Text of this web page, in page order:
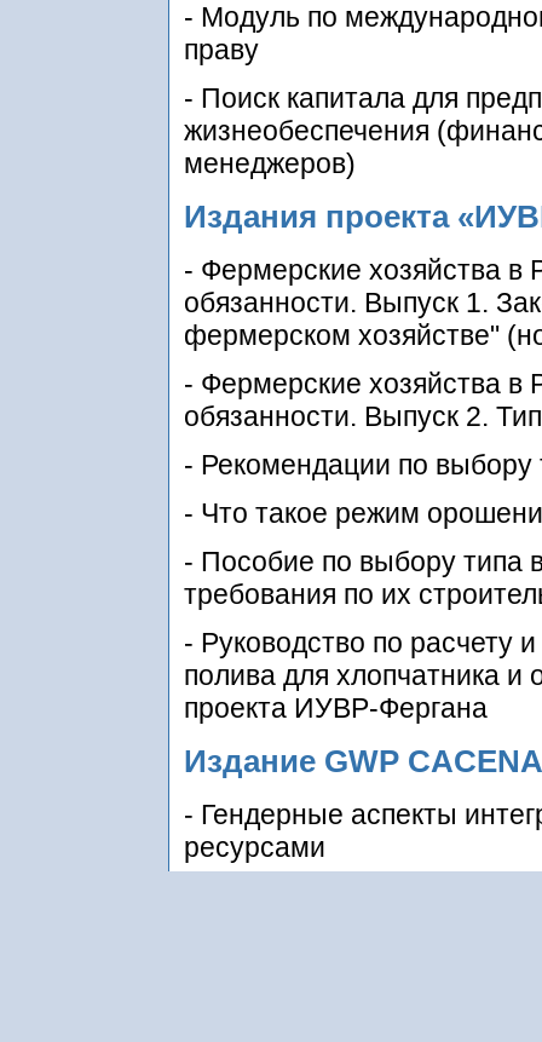
- Модуль по
праву
- Поиск капитала для
жизнеобеспечения
менеджеров)
Издания проекта
- Фермерские хозяйства в
обязанности. Выпуск 1.
фермерском хозяйстве"
- Фермерские хозяйства в
обязанности. Выпуск 2.
- Рекомендации по выбору
- Что такое режим
- Пособие по выбору типа
требования по их
- Руководство по расчету
полива для хлопчатника
проекта ИУВР-Фергана
Издание GWP
- Гендерные аспекты
ресурсами